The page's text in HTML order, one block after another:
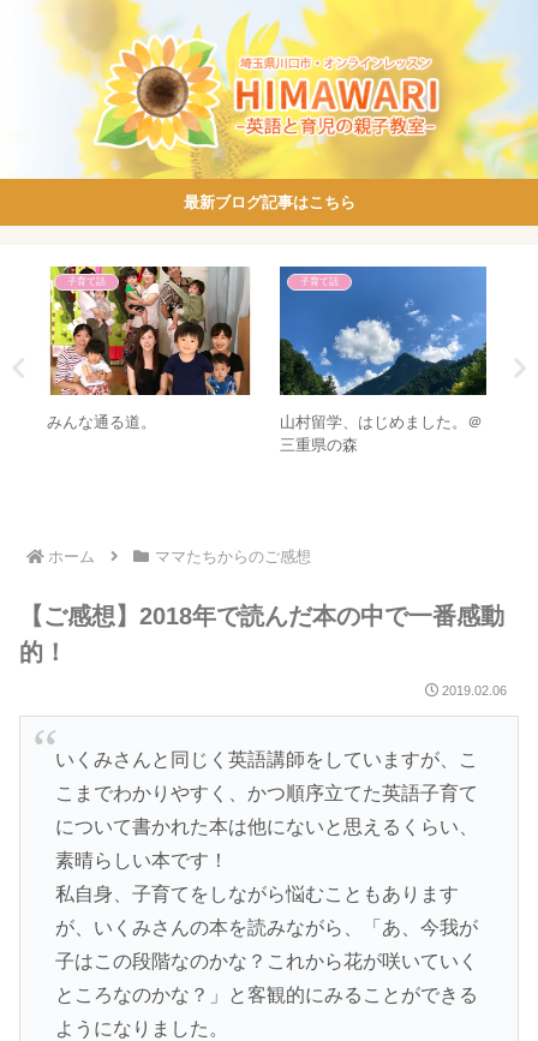
最新ブログ記事はこちら
子育て話
みんな通る道。
子育て話
山村留学、はじめました。＠
三重県の森
ホーム ママたちからのご感想
【ご感想】2018年で読んだ本の中で一番感動
的！
2019.02.06
いくみさんと同じく英語講師をしていますが、こ
こまでわかりやすく、かつ順序立てた英語子育て
について書かれた本は他にないと思えるくらい、
素晴らしい本です！
私自身、子育てをしながら悩むこともあります
が、いくみさんの本を読みながら、「あ、今我が
子はこの段階なのかな？これから花が咲いていく
ところなのかな？」と客観的にみることができる
ようになりました。